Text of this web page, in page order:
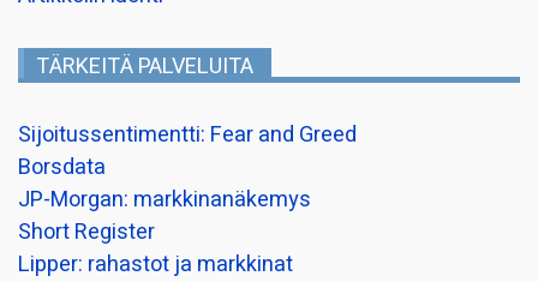
TÄRKEITÄ PALVELUITA
Sijoitussentimentti: Fear and Greed
Borsdata
JP-Morgan: markkinanäkemys
Short Register
Lipper: rahastot ja markkinat